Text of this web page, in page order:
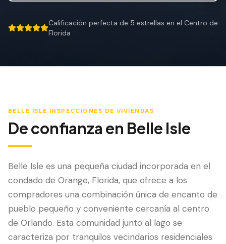
Mitigación de Viento
Certificación de Techo
Mantenimiento Anual
Imagen Térmica
Inspección por Drone
5 out of 5 stars.
Calificación perfecta de 5 estrellas en el Centro de
Florida
BELLE ISLE INSPECCIONES DE VIVIENDAS
De confianza en Belle Isle
Belle Isle es una pequeña ciudad incorporada en el
condado de Orange, Florida, que ofrece a los
compradores una combinación única de encanto de
pueblo pequeño y conveniente cercanía al centro
de Orlando. Esta comunidad junto al lago se
caracteriza por tranquilos vecindarios residenciales